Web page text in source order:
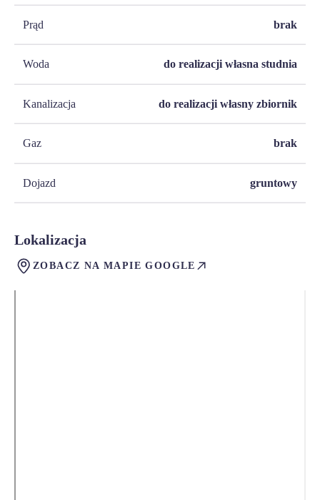
Prąd brak
Woda do realizacji własna studnia
Kanalizacja do realizacji własny zbiornik
Gaz brak
Dojazd gruntowy
Lokalizacja
ZOBACZ NA MAPIE GOOGLE